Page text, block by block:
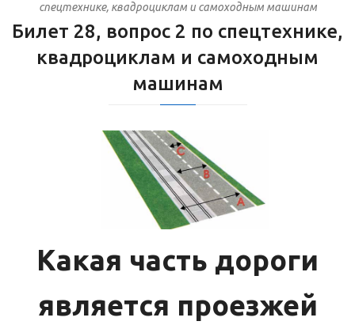
спецтехнике, квадроциклам и самоходным машинам
Билет 28, вопрос 2 по спецтехнике,
квадроциклам и самоходным
машинам
Какая часть дороги
является проезжей